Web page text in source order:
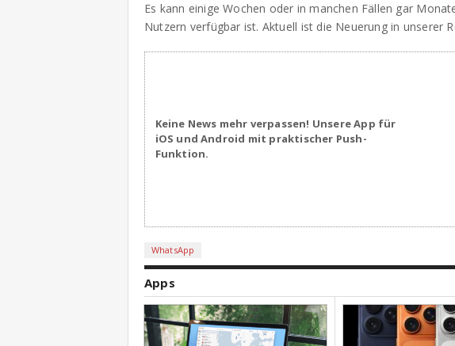
Es kann einige Wochen oder in manchen Fällen gar
Nutzern verfügbar ist. Aktuell ist die Neuerung in unserer
Keine News mehr verpassen! Unsere App für
iOS und Android mit praktischer Push-
Funktion.
WhatsApp
Apps